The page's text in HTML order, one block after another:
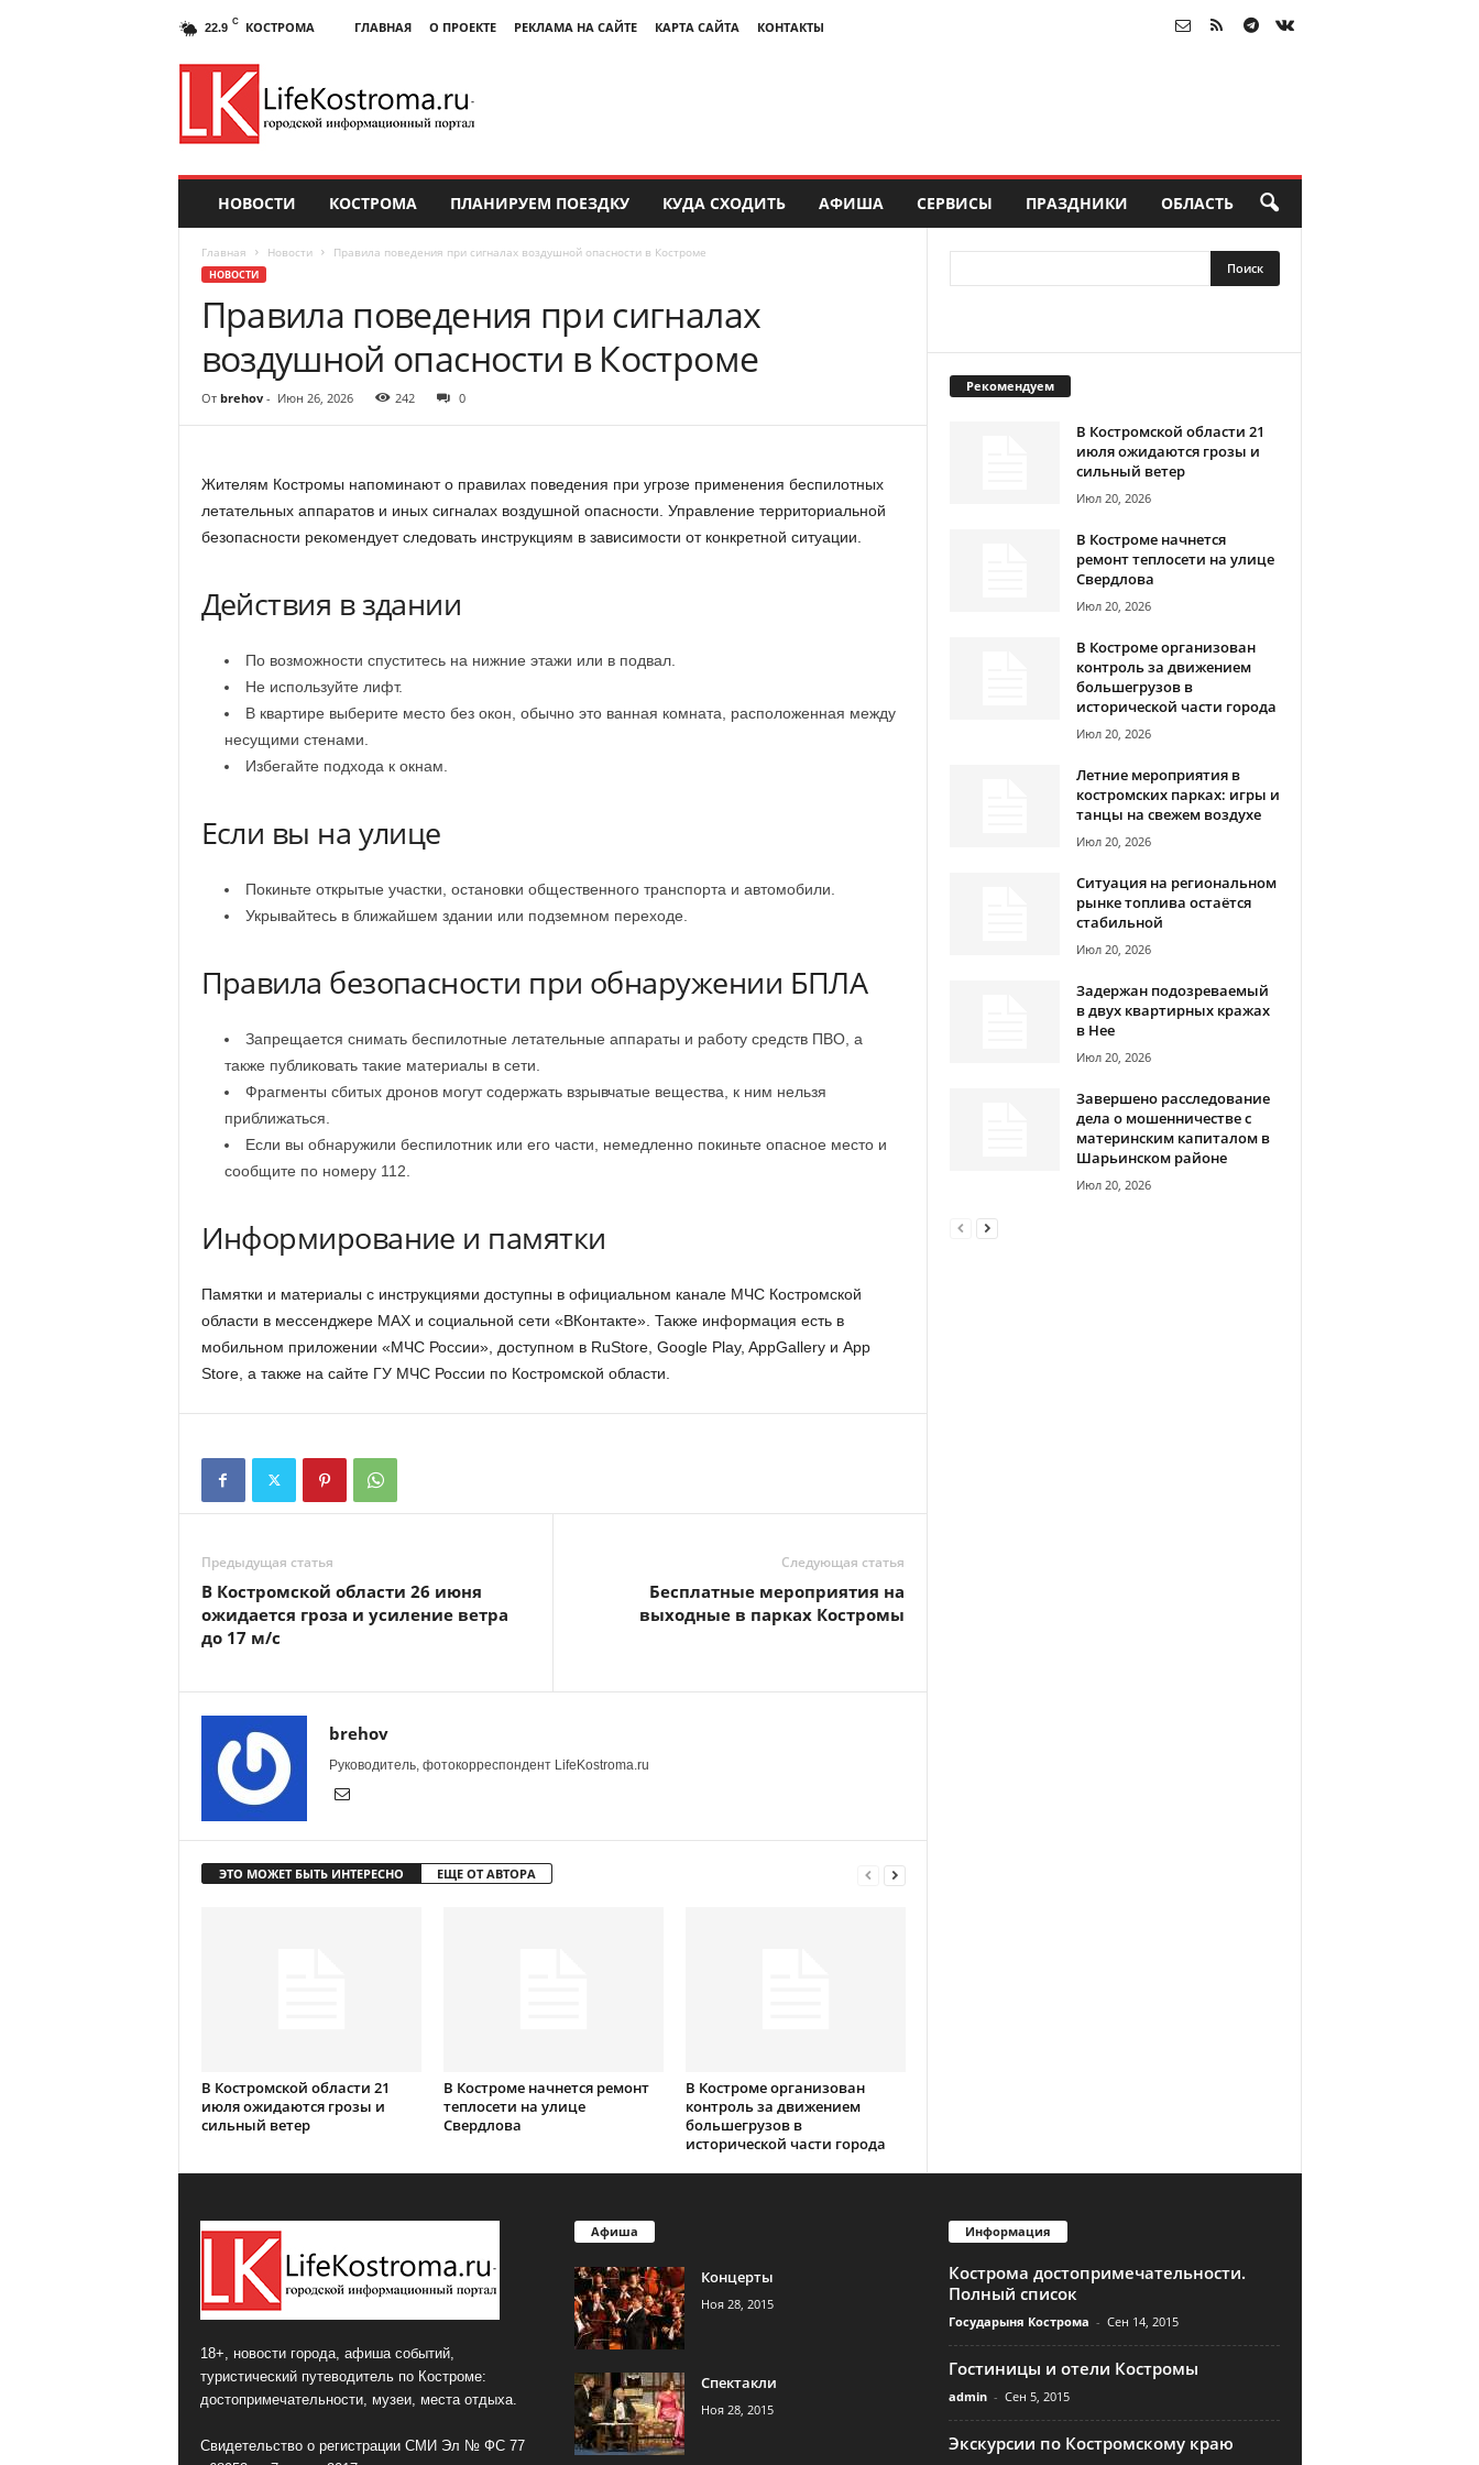
22.9 C КОСТРОМА ГЛАВНАЯ О ПРОЕКТЕ РЕКЛАМА НА САЙТЕ КАРТА САЙТА КОНТАКТЫ
НОВОСТИ КОСТРОМА ПЛАНИРУЕМ ПОЕЗДКУ КУДА СХОДИТЬ АФИША СЕРВИСЫ ПРАЗДНИКИ ОБЛАСТЬ
Главная Новости Правила поведения при сигналах воздушной опасности в Костроме
НОВОСТИ
Правила поведения при сигналах
воздушной опасности в Костроме
От brehov- Июн 26, 2026 242 0
Жителям Костромы напоминают о правилах поведения при угрозе применения беспилотных
летательных аппаратов и иных сигналах воздушной опасности. Управление территориальной
безопасности рекомендует следовать инструкциям в зависимости от конкретной ситуации.
Действия в здании
По возможности спуститесь на нижние этажи или в подвал.
Не используйте лифт.
В квартире выберите место без окон, обычно это ванная комната, расположенная между
несущими стенами.
Избегайте подхода к окнам.
Если вы на улице
Покиньте открытые участки, остановки общественного транспорта и автомобили.
Укрывайтесь в ближайшем здании или подземном переходе.
Правила безопасности при обнаружении БПЛА
Запрещается снимать беспилотные летательные аппараты и работу средств ПВО, а
также публиковать такие материалы в сети.
Фрагменты сбитых дронов могут содержать взрывчатые вещества, к ним нельзя
приближаться.
Если вы обнаружили беспилотник или его части, немедленно покиньте опасное место и
сообщите по номеру 112.
Информирование и памятки
Памятки и материалы с инструкциями доступны в официальном канале МЧС Костромской
области в мессенджере MAX и социальной сети «ВКонтакте». Также информация есть в
мобильном приложении «МЧС России», доступном в RuStore, Google Play, AppGallery и App
Store, а также на сайте ГУ МЧС России по Костромской области.
Предыдущая статья
В Костромской области 26 июня
ожидается гроза и усиление ветра
до 17 м/с
Следующая статья
Бесплатные мероприятия на
выходные в парках Костромы
brehov
Руководитель, фотокорреспондент LifeKostroma.ru
ЭТО МОЖЕТ БЫТЬ ИНТЕРЕСНО ЕЩЕ ОТ АВТОРА
В Костромской области 21
июля ожидаются грозы и
сильный ветер
В Костроме начнется ремонт
теплосети на улице
Свердлова
В Костроме организован
контроль за движением
большегрузов в
исторической части города
Рекомендуем
В Костромской области 21
июля ожидаются грозы и
сильный ветер
Июл 20, 2026
В Костроме начнется
ремонт теплосети на улице
Свердлова
Июл 20, 2026
В Костроме организован
контроль за движением
большегрузов в
исторической части города
Июл 20, 2026
Летние мероприятия в
костромских парках: игры и
танцы на свежем воздухе
Июл 20, 2026
Ситуация на региональном
рынке топлива остаётся
стабильной
Июл 20, 2026
Задержан подозреваемый
в двух квартирных кражах
в Нее
Июл 20, 2026
Завершено расследование
дела о мошенничестве с
материнским капиталом в
Шарьинском районе
Июл 20, 2026
18+, новости города, афиша событий,
туристический путеводитель по Костроме:
достопримечательности, музеи, места отдыха.
Свидетельство о регистрации СМИ Эл № ФС 77
Афиша
Концерты
Ноя 28, 2015
Спектакли
Ноя 28, 2015
Информация
Кострома достопримечательности.
Полный список
Государыня Кострома - Сен 14, 2015
Гостиницы и отели Костромы
admin - Сен 5, 2015
Экскурсии по Костромскому краю